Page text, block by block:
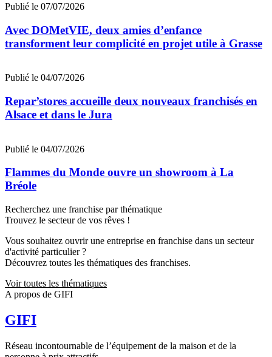
Publié le 07/07/2026
Avec DOMetVIE, deux amies d’enfance
transforment leur complicité en projet utile à Grasse
Publié le 04/07/2026
Repar’stores accueille deux nouveaux franchisés en
Alsace et dans le Jura
Publié le 04/07/2026
Flammes du Monde ouvre un showroom à La
Bréole
Recherchez une franchise par thématique
Trouvez le secteur de vos rêves !
Vous souhaitez ouvrir une entreprise en franchise dans un secteur
d'activité particulier ?
Découvrez toutes les thématiques des franchises.
Voir toutes les thématiques
A propos de GIFI
GIFI
Réseau incontournable de l’équipement de la maison et de la